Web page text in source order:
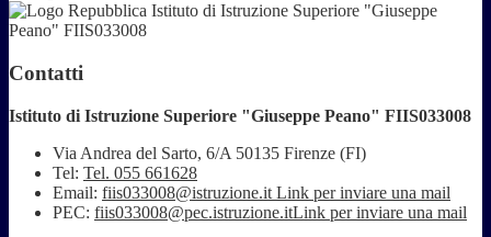
Istituto di Istruzione Superiore "Giuseppe
Peano" FIIS033008
Contatti
Istituto di Istruzione Superiore "Giuseppe Peano" FIIS033008
Via Andrea del Sarto, 6/A 50135 Firenze (FI)
Tel: Tel. 055 661628
Email: fiis033008@istruzione.it Link per inviare una mail
PEC: fiis033008@pec.istruzione.itLink per inviare una mail